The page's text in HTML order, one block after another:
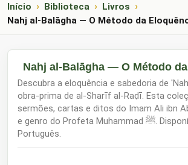
Início Biblioteca
Livros
Nahj al-Balāgha — O Método da
Nahj al-Balāgha — O Método
Descubra a eloquência e sabedoria de
obra-prima de al-Sharīf al-Raḍī. Esta
sermões, cartas e ditos do Imam Ali ibn
e genro do Profeta Muhammad ﷺ. Disponível em
Português.